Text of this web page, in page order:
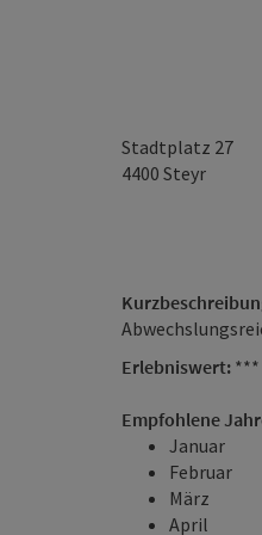
Stadtplatz 27
4400 Steyr
Erlebniswert: ***
Empfohlene
Januar
Februar
März
April